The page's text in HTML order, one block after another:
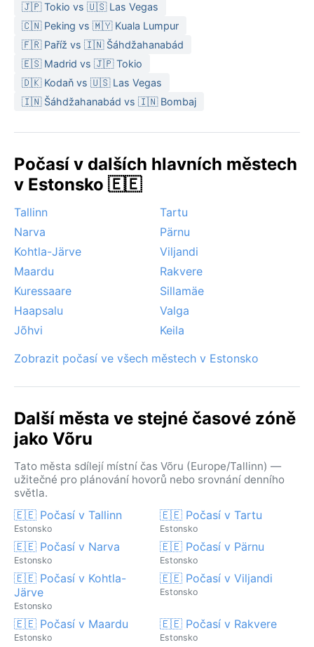
🇯🇵 Tokio vs 🇺🇸 Las Vegas
🇨🇳 Peking vs 🇲🇾 Kuala Lumpur
🇫🇷 Paříž vs 🇮🇳 Šáhdžahanabád
🇪🇸 Madrid vs 🇯🇵 Tokio
🇩🇰 Kodaň vs 🇺🇸 Las Vegas
🇮🇳 Šáhdžahanabád vs 🇮🇳 Bombaj
Počasí v dalších hlavních městech
v Estonsko 🇪🇪
Tallinn
Tartu
Narva
Pärnu
Kohtla-Järve
Viljandi
Maardu
Rakvere
Kuressaare
Sillamäe
Haapsalu
Valga
Jõhvi
Keila
Zobrazit počasí ve všech městech v Estonsko
Další města ve stejné časové zóně
jako Võru
Tato města sdílejí místní čas Võru (Europe/Tallinn) —
užitečné pro plánování hovorů nebo srovnání denního
světla.
🇪🇪 Počasí v Tallinn
Estonsko
🇪🇪 Počasí v Tartu
Estonsko
🇪🇪 Počasí v Narva
Estonsko
🇪🇪 Počasí v Pärnu
Estonsko
🇪🇪 Počasí v Kohtla-
Järve
Estonsko
🇪🇪 Počasí v Viljandi
Estonsko
🇪🇪 Počasí v Maardu
Estonsko
🇪🇪 Počasí v Rakvere
Estonsko